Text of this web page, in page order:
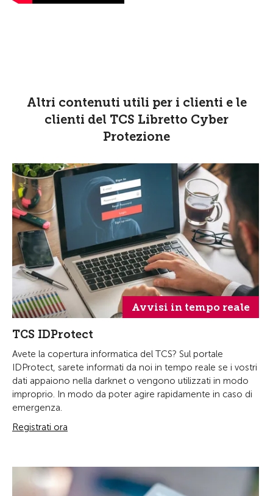
Altri contenuti utili per i clienti e le
clienti del TCS Libretto Cyber
Protezione
Avvisi in tempo reale
TCS IDProtect
Avete la copertura informatica del TCS? Sul portale
IDProtect, sarete informati da noi in tempo reale se i vostri
dati appaiono nella darknet o vengono utilizzati in modo
improprio. In modo da poter agire rapidamente in caso di
emergenza.
Registrati ora